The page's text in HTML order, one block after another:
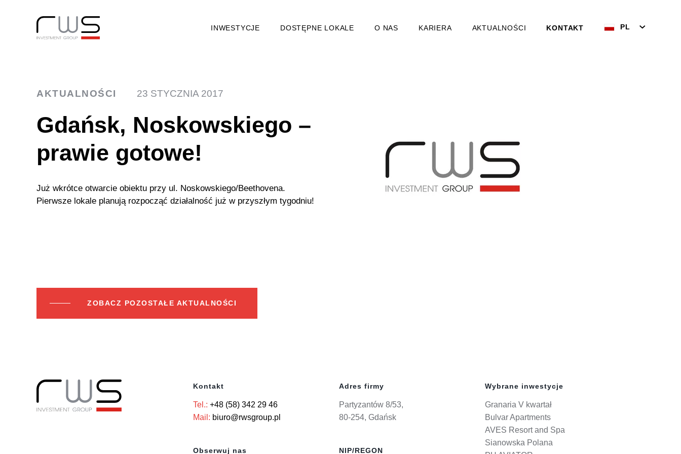
INWESTYCJE DOSTĘPNE LOKALE O NAS KARIERA AKTUALNOŚCI KONTAKT PL
AKTUALNOŚCI 23 STYCZNIA 2017
Gdańsk, Noskowskiego –
prawie gotowe!
Już wkrótce otwarcie obiektu przy ul. Noskowskiego/Beethovena.
Pierwsze lokale planują rozpocząć działalność już w przyszłym tygodniu!
ZOBACZ POZOSTAŁE AKTUALNOŚCI
Kontakt
Tel.: +48 (58) 342 29 46
Mail: biuro@rwsgroup.pl
Obserwuj nas
Adres firmy
Partyzantów 8/53,
80-254, Gdańsk
NIP/REGON
Wybrane inwestycje
Granaria V kwartał
Bulvar Apartments
AVES Resort and Spa
Sianowska Polana